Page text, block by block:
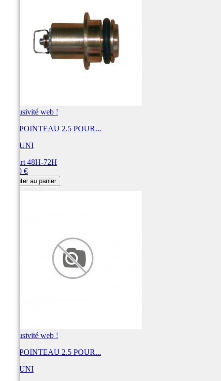
Exclusivité web !
KIT POINTEAU 2.5 POUR...
MIKUNI
Départ 48H-72H
32,40 €
Ajouter au panier
Exclusivité web !
KIT POINTEAU 2.5 POUR...
MIKUNI